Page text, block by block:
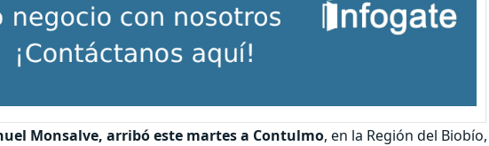
Monsalve, arribó este martes a Contulmo, en la Región del Biobío,